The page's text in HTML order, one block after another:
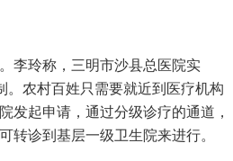
李玲称，三明市沙县总医院实
。农村百姓只需要就近到医疗机构
发起申请，通过分级诊疗的通道，
转诊到基层一级卫生院来进行。